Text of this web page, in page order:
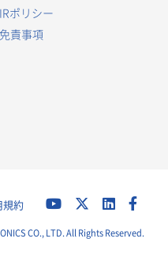
IRポリシー
免責事項
規約
CO., LTD. All Rights Reserved.